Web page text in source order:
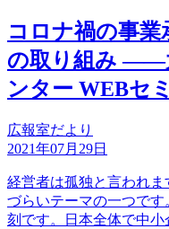
コロナ禍の事
の取り組み ――
ンター WEBセ
広報室だより
2021年07月29日
経営者は孤独と言われ
づらいテーマの一つで
刻です。日本全体で中小